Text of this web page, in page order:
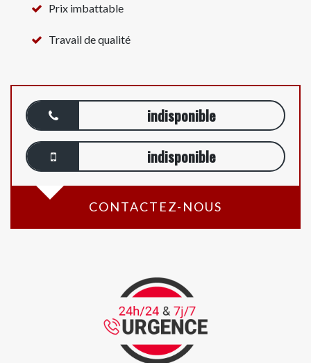
Prix imbattable
Travail de qualité
indisponible
indisponible
CONTACTEZ-NOUS